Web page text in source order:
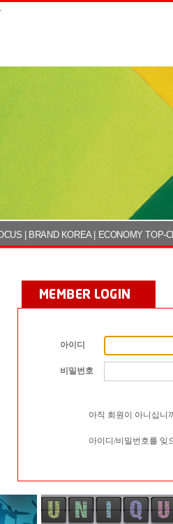
BRAND KOREA| ECONOMY TOP-
아이디
비밀번호
아직 회원이 아니십니
아이디/비밀번호를 잊